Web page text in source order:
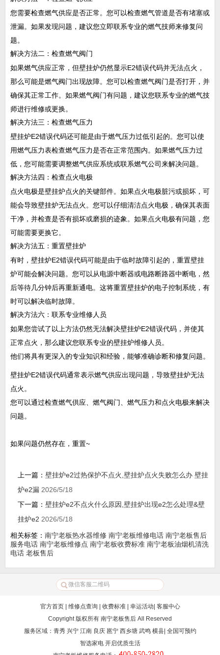
您需要检查燃气供应是否正常。您可以检查燃气管道是否有堵塞或
泄漏。如果发现问题，建议您立即联系专业的燃气技师来修复问
题。
解决方法二：检查燃气阀门
如果燃气供应正常，但壁挂炉仍然显示E2错误代码并无法点火，
那么可能是燃气阀门出现故障。您可以检查燃气阀门是否打开，并
确保其正常工作。如果燃气阀门有问题，建议您联系专业的燃气技
师进行维修或更换。
解决方法三：检查燃气压力
壁挂炉E2错误代码还可能是由于燃气压力过低引起的。您可以使
用燃气压力表检查燃气压力是否在正常范围内。如果燃气压力过
低，您可能需要调整燃气供应系统或联系燃气公司来解决问题。
解决方法四：检查点火电极
点火电极是壁挂炉点火的关键部件。如果点火电极脏污或损坏，可
能会导致壁挂炉无法点火。您可以仔细清洁点火电极，确保其表面
干净，并检查是否有损坏或磨损的迹象。如果点火电极有问题，您
可能需要更换它。
解决方法五：重置壁挂炉
有时，壁挂炉E2错误代码可能是由于临时故障引起的，重置壁挂
炉可能会解决问题。您可以从电源中断器或电路断路器中断电，然
后等待几分钟后再重新通电。这将重置壁挂炉的电子控制系统，有
时可以解决临时故障。
解决方法六：联系专业维修人员
如果您尝试了以上方法仍然无法解决壁挂炉E2错误代码，并使其
正常点火，那么建议您联系专业的壁挂炉维修人员。
他们将具有更深入的专业知识和经验，能够准确诊断和修复问题。
壁挂炉E2错误代码通常表示燃气供应出现问题，导致壁挂炉无法
点火。
您可以通过检查燃气供应、燃气阀门、燃气压力和点火电极来解决
问题。
如果问题仍然存在，重置~
上一篇： 壁挂炉e2过热保护不点火,壁挂炉点火失败怎么办 壁挂
炉e2漏 2026/5/18
下一篇： 壁挂炉e2不点火什么原因,壁挂炉出现e2怎么处理&壁
挂炉e2 2026/5/18
相关标签： 南宁老板热水器维修 南宁老板维修电话 南宁老板售后
服务电话 南宁老板维修点 南宁老板收费标准 南宁老板油烟机清洗
电话 老板售后
官方首页| 维修点查询 收费标准| 幸运活动 客服中心
Copyright 版权所有 南宁老板售后 All Reserved
服务区域：青秀 兴宁 江南 良庆 邕宁 西乡塘 武鸣 横县| 全国可预约
智选家电 开启优质生活